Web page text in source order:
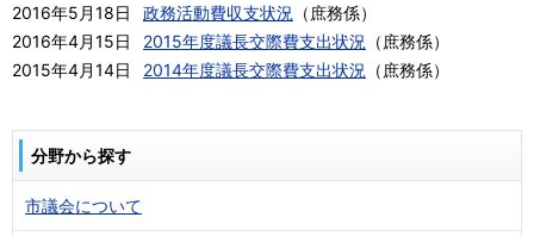
2016年5月18日
政務活動費収支状況 （庶務係）
2016年4月15日
2015年度議長交際費支出状況 （庶務係）
2015年4月14日
2014年度議長交際費支出状況 （庶務係）
分野から探す
市議会について